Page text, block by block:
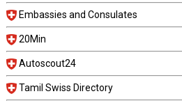
Embassies and Consulates
20Min
Autoscout24
Tamil Swiss Directory